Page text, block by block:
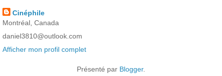
Cinéphile
Montréal, Canada
daniel3810@outlook.com
Afficher mon profil complet
Présenté par Blogger.